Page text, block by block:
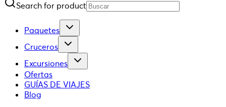
Search for product
Paquetes
Cruceros
Excursiones
Ofertas
GUÍAS DE VIAJES
Blog